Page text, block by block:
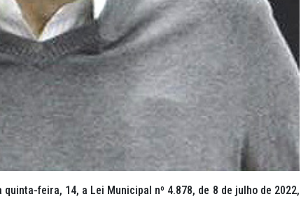
feira, 14, a Lei Municipal nº 4.878, de 8 de julho de 2022,